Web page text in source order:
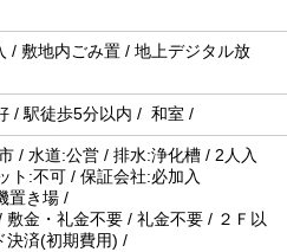
/ 敷地内ごみ置 / 地上デジタル放
/ 駅徒歩5分以内 / 和室 /
/ 水道:公営 / 排水:浄化槽 / 2人入
ト:不可 / 保証会社:必加入
置き場 /
敷金・礼金不要 / 礼金不要 / ２Ｆ以
決済(初期費用) /